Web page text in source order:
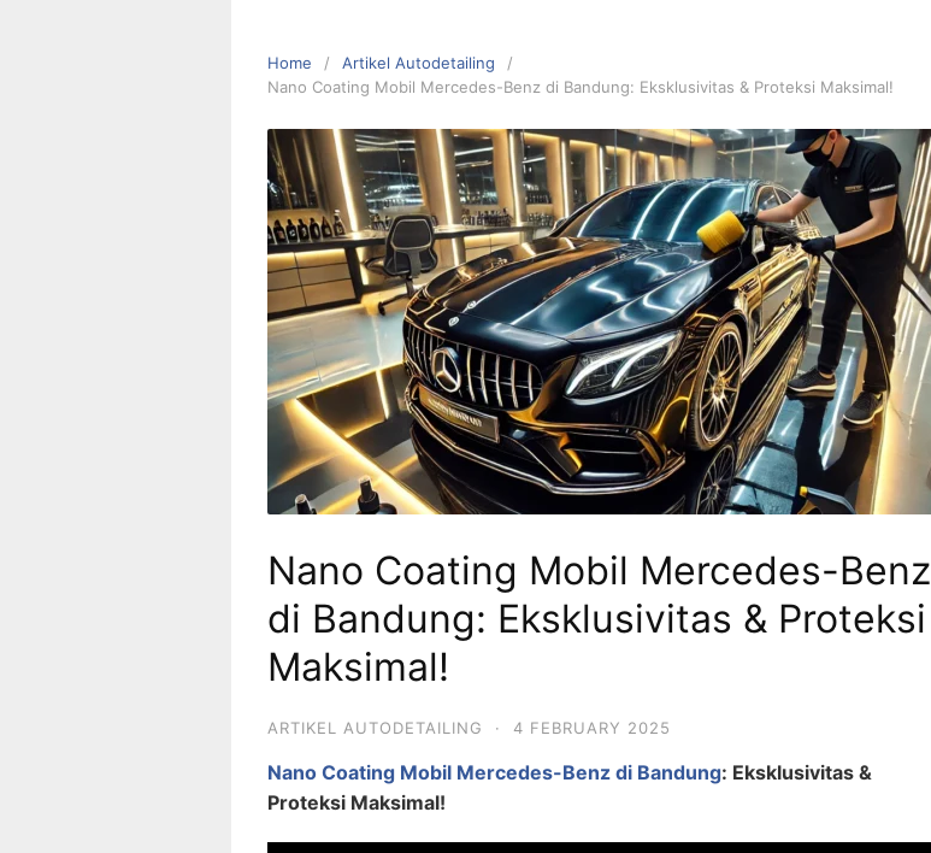
Home
Artikel Autodetailing
Nano Coating Mobil Mercedes-Benz di Bandung: Eksklusivitas & Proteksi Maksimal!
Nano Coating Mobil Mercedes-Benz
di Bandung: Eksklusivitas & Proteksi
Maksimal!
ARTIKEL AUTODETAILING · 4 FEBRUARY 2025
Nano Coating Mobil Mercedes-Benz di Bandung: Eksklusivitas &
Proteksi Maksimal!